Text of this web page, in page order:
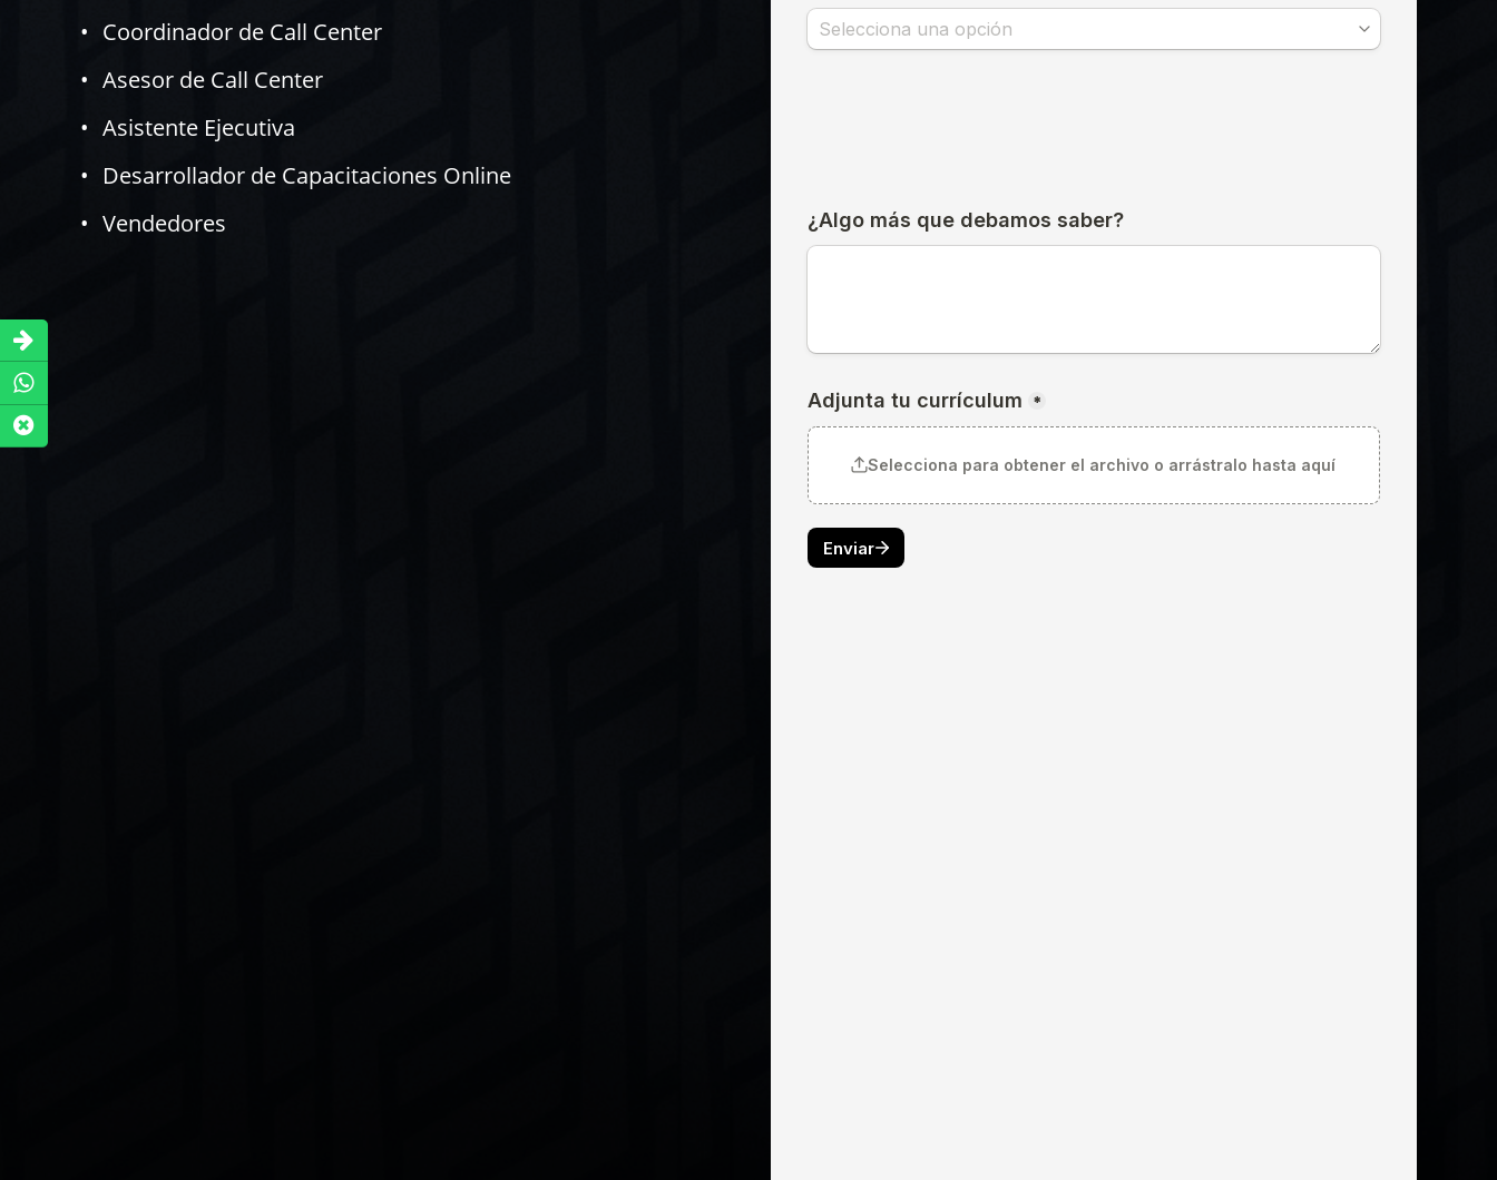
Coordinador de Call Center
Asesor de Call Center
Asistente Ejecutiva
Desarrollador de Capacitaciones Online
Vendedores